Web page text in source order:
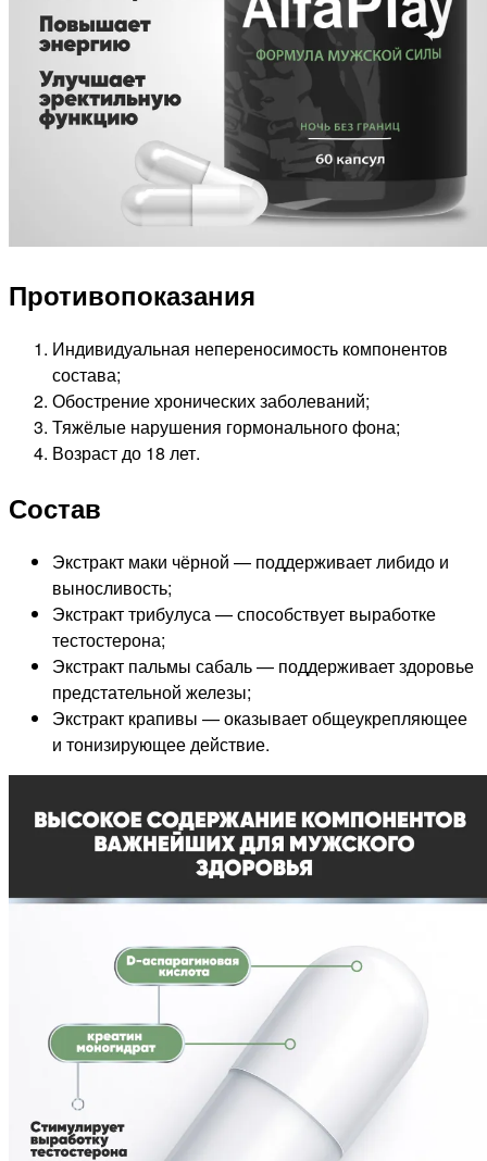
Противопоказания
Индивидуальная непереносимость компонентов
состава;
Обострение хронических заболеваний;
Тяжёлые нарушения гормонального фона;
Возраст до 18 лет.
Состав
Экстракт маки чёрной — поддерживает либидо и
выносливость;
Экстракт трибулуса — способствует выработке
тестостерона;
Экстракт пальмы сабаль — поддерживает здоровье
предстательной железы;
Экстракт крапивы — оказывает общеукрепляющее
и тонизирующее действие.